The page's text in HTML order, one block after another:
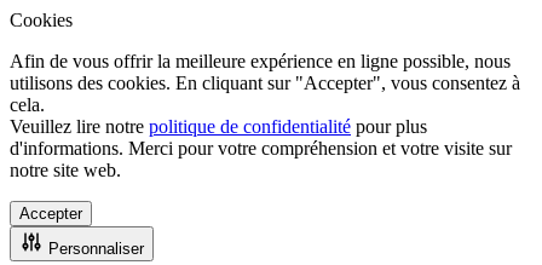
Cookies
Afin de vous offrir la meilleure expérience en ligne possible, nous
utilisons des cookies. En cliquant sur "Accepter", vous consentez à
cela.
Veuillez lire notre politique de confidentialité pour plus
d'informations. Merci pour votre compréhension et votre visite sur
notre site web.
Accepter
Personnaliser